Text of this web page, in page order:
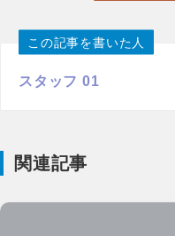
この記事を書いた人
スタッフ 01
関連記事